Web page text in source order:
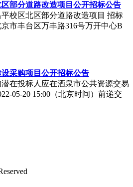
部分道路改造项目公开招标公告
校区北区部分道路改造项目 招标
市丰台区万丰路316号万开中心B
采购项目公开招标公告
在投标人应在酒泉市公共资源交易
05-20 15:00（北京时间）前递交